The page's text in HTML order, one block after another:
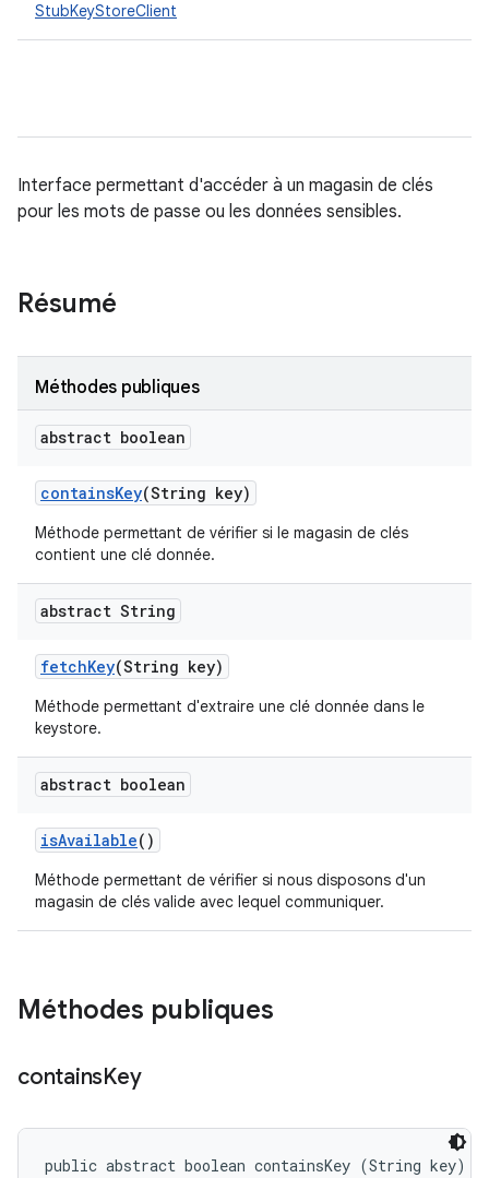
StubKeyStoreClient
Interface permettant d'accéder à un magasin de clés
pour les mots de passe ou les données sensibles.
Résumé
Méthodes publiques
abstract boolean
containsKey(String key)
Méthode permettant de vérifier si le magasin de clés
contient une clé donnée.
abstract String
fetchKey(String key)
Méthode permettant d'extraire une clé donnée dans le
keystore.
abstract boolean
isAvailable()
Méthode permettant de vérifier si nous disposons d'un
magasin de clés valide avec lequel communiquer.
Méthodes publiques
containsKey
public abstract boolean containsKey (String key)